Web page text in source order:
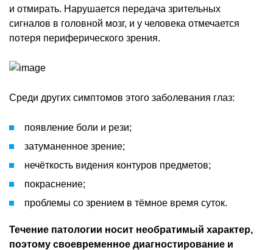
и отмирать. Нарушается передача зрительных
сигналов в головной мозг, и у человека отмечается
потеря периферического зрения.
Среди других симптомов этого заболевания глаз:
появление боли и рези;
затуманенное зрение;
нечёткость видения контуров предметов;
покраснение;
проблемы со зрением в тёмное время суток.
Течение патологии носит необратимый характер,
поэтому своевременное диагностирование и